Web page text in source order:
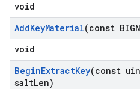
void
AddKeyMaterial(const
void
BeginExtractKey(const
saltLen)